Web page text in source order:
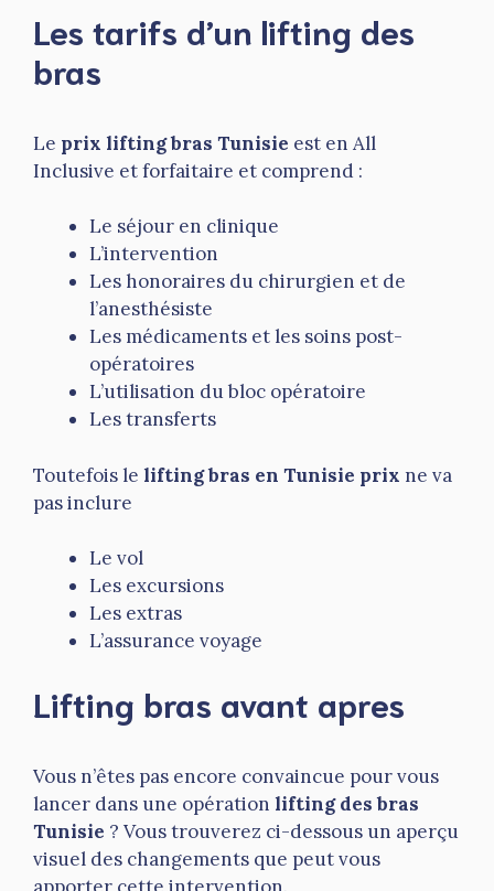
Les tarifs d’un lifting des
bras
Le prix lifting bras Tunisie est en All
Inclusive et forfaitaire et comprend :
Le séjour en clinique
L’intervention
Les honoraires du chirurgien et de
l’anesthésiste
Les médicaments et les soins post-
opératoires
L’utilisation du bloc opératoire
Les transferts
Toutefois le lifting bras en Tunisie prix ne va
pas inclure
Le vol
Les excursions
Les extras
L’assurance voyage
Lifting bras avant apres
Vous n’êtes pas encore convaincue pour vous
lancer dans une opération lifting des bras
Tunisie ? Vous trouverez ci-dessous un aperçu
visuel des changements que peut vous
apporter cette intervention.